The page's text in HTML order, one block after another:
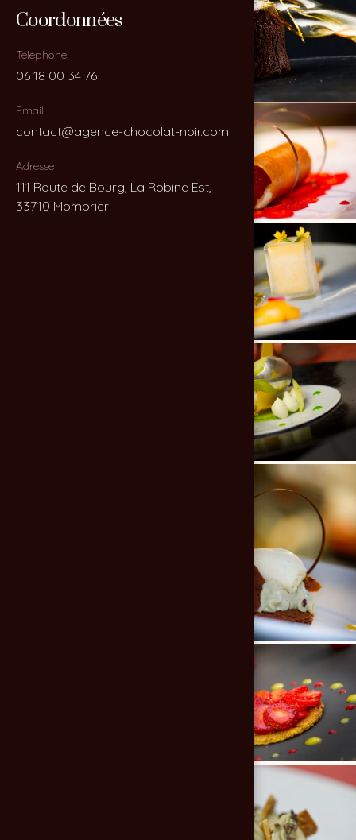
Coordonnées
Téléphone
06 18 00 34 76
Email
contact@agence-chocolat-noir.com
Adresse
111 Route de Bourg, La Robine Est,
33710 Mombrier
Coordonnées
Téléphone
06 18 00 34 76
Email
contact@agence-chocolat-noir.com
Adresse
111 Route de Bourg, La Robine Est,
33710 Mombrier